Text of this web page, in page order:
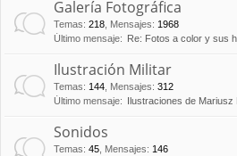
Galería Fotográfica
Temas: 218 Mensajes: 1968
Último mensaje:
Re: Fotos a color y sus
Ilustración Militar
Temas: 144 Mensajes: 312
Último mensaje:
Ilustraciones de Mariusz
Sonidos
Temas: 45 Mensajes: 146